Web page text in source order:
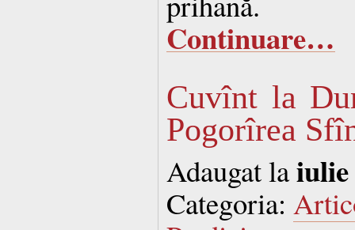
Continuare…
Cuvînt la
Pogorîrea
Adaugat laiulie
Categoria: